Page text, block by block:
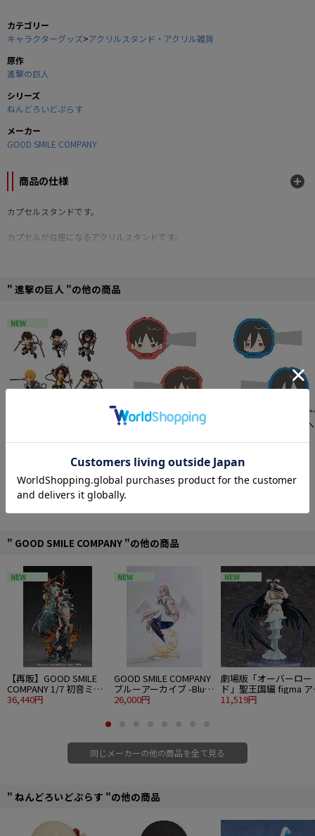
カテゴリー
キャラクターグッズ>アクリルスタンド・アクリル雑貨
原作
進撃の巨人
シリーズ
ねんどろいどぷらす
メーカー
GOOD SMILE COMPANY
商品の仕様
カプセルスタンドです。
カプセルが台座になるアクリルスタンドです。
©諫山創・講談社／「進撃の巨人」The Final Season製作委員会
" 進撃の巨人 "の他の商品
NEW
人 6個入り1BOX
6,171円
進撃の巨人 アクリルヘ
941円
進撃の巨人 アクリルヘ
941円
同じ原作の他の商品を全て見る
" GOOD SMILE COMPANY "の他の商品
NEW
【再販】GOOD SMILE
COMPANY 1/7 初音ミク
十面埋伏Ver.
36,440円
NEW
GOOD SMILE COMPANY
ブルーアーカイブ -Blue
Archive- G.S.Collection
26,000円
NEW
劇場版「オーバーロー
ド」聖王国編 figma
ベド
11,519円
同じメーカーの他の商品を全て見る
" ねんどろいどぷらす "の他の商品